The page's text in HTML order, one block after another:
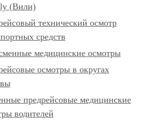
(Вили)
технический осмотр
средств
медицинские осмотры
осмотры в округах
предрейсовые медицинские
водителей